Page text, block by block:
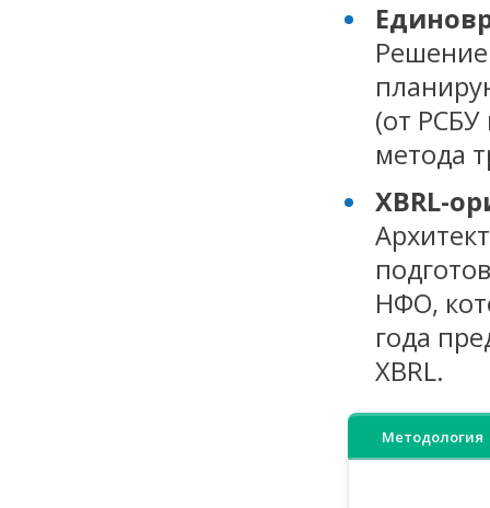
(от
метода
XBRL-
НФО,
года
XBRL.
Методология